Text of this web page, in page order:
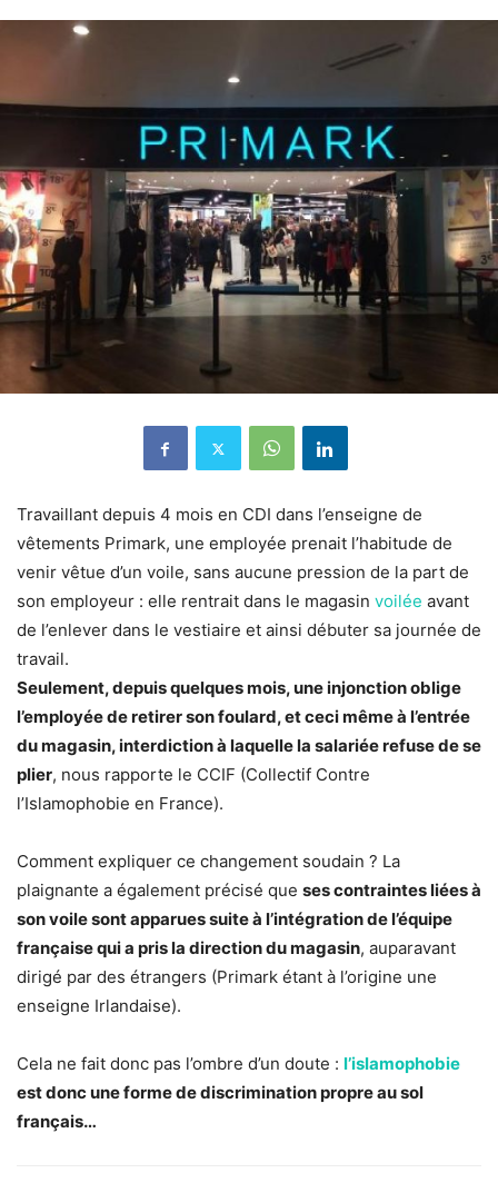
Travaillant depuis 4 mois en CDI dans l’enseigne de
vêtements Primark, une employée prenait l’habitude de
venir vêtue d’un voile, sans aucune pression de la part de
son employeur : elle rentrait dans le magasin voilée avant
de l’enlever dans le vestiaire et ainsi débuter sa journée de
travail.
Seulement, depuis quelques mois, une injonction oblige
l’employée de retirer son foulard, et ceci même à l’entrée
du magasin, interdiction à laquelle la salariée refuse de se
plier, nous rapporte le CCIF (Collectif Contre
l’Islamophobie en France).
Comment expliquer ce changement soudain ? La
plaignante a également précisé que ses contraintes liées à
son voile sont apparues suite à l’intégration de l’équipe
française qui a pris la direction du magasin, auparavant
dirigé par des étrangers (Primark étant à l’origine une
enseigne Irlandaise).
Cela ne fait donc pas l’ombre d’un doute : l’islamophobie
est donc une forme de discrimination propre au sol
français…